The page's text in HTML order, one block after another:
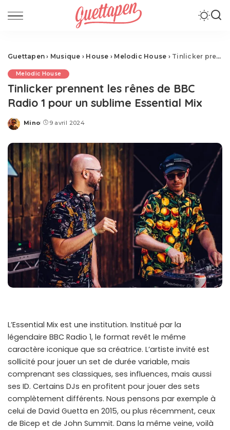
Guettapen › Musique › House › Melodic House › Tinlicker prennent les rênes de BBC Radio 1 pour un sublime Essential Mix
Melodic House
Tinlicker prennent les rênes de BBC
Radio 1 pour un sublime Essential Mix
Posted
Mino 9 avril 2024
L’Essential Mix est une institution. Institué par la
légendaire BBC Radio 1, le format revêt le même
caractère iconique que sa créatrice. L’artiste invité est
sollicité pour jouer un set de durée variable, mais
comprenant ses classiques, ses influences, mais aussi
ses ID. Certains DJs en profitent pour jouer des sets
complètement différents. Nous pensons par exemple à
celui de David Guetta en 2015, ou plus récemment, ceux
de Bicep et de John Summit. Dans la même veine, voilà